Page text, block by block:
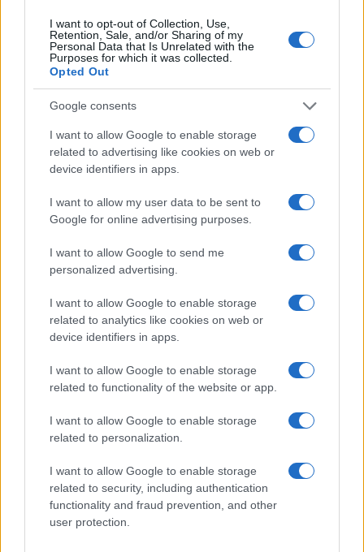
I want to opt-out of Collection, Use,
Retention, Sale, and/or Sharing of my
Personal Data that Is Unrelated with the
Purposes for which it was collected.
Opted Out
Google consents
I want to allow Google to enable storage
related to advertising like cookies on web or
device identifiers in apps.
I want to allow my user data to be sent to
Google for online advertising purposes.
I want to allow Google to send me
personalized advertising.
I want to allow Google to enable storage
related to analytics like cookies on web or
device identifiers in apps.
I want to allow Google to enable storage
related to functionality of the website or app.
I want to allow Google to enable storage
related to personalization.
I want to allow Google to enable storage
related to security, including authentication
functionality and fraud prevention, and other
user protection.
reading su Atzeni
La Maddalena, festa per i 30 anni del Diving
center di Tegge
Esce di strada con l’auto ad Arzachena: ferito il
conducente
Turiste si perdono a Tavolara: salvate dai vigili
Gallura
persone: due bimbi tra i feriti